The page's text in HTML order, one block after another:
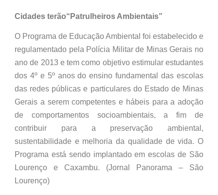
Cidades terão“Patrulheiros Ambientais”
O Programa de Educação Ambiental foi estabelecido e
regulamentado pela Polícia Militar de Minas Gerais no
ano de 2013 e tem como objetivo estimular estudantes
dos 4º e 5º anos do ensino fundamental das escolas
das redes públicas e particulares do Estado de Minas
Gerais a serem competentes e hábeis para a adoção
de comportamentos socioambientais, a fim de
contribuir para a preservação ambiental,
sustentabilidade e melhoria da qualidade de vida. O
Programa está sendo implantado em escolas de São
Lourenço e Caxambu. (Jornal Panorama – São
Lourenço)